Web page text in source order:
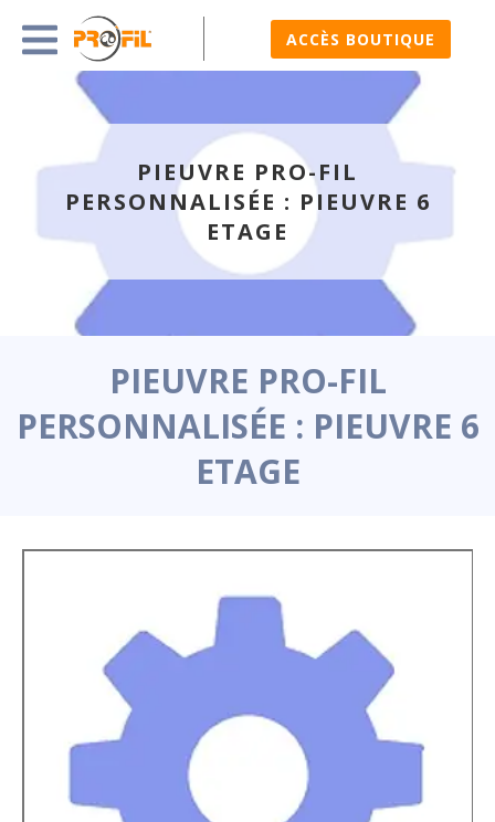
ACCÈS BOUTIQUE
PIEUVRE PRO-FIL
PERSONNALISÉE : PIEUVRE 6
ETAGE
PIEUVRE PRO-FIL
PERSONNALISÉE : PIEUVRE 6
ETAGE